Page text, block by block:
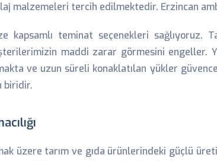
malzemeleri tercih edilmektedir. Erzincan
kapsamlı teminat seçenekleri sağlıyoruz.
maddi zarar görmesini engeller.
ve uzun süreli konaklatılan yükler
biridir.
üzere tarım ve gıda ürünlerindeki güçlü